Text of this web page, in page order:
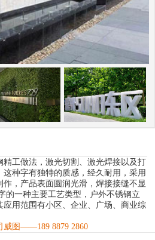
精工做法，激光切割、激光焊接以及打
种字有独特的质感，经久耐用，采用
，产品表面圆润光滑，焊接接缝不显
的一种主要工艺类型，户外不锈钢立
用范围有小区、企业、广场、商业综
威图——189 8879 2860